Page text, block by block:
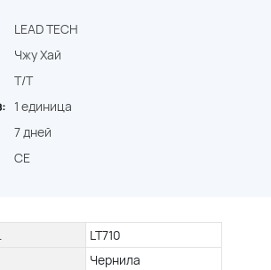
LEAD TECH
Чжу Хай
T/T
1 единица
7 дней
CE
LT710
Чернила